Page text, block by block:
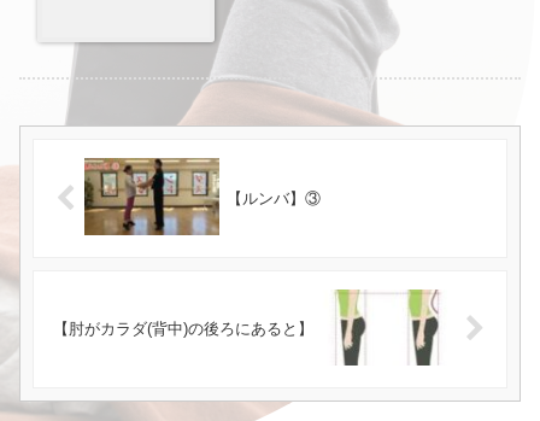
【ルンバ】③
【肘がカラダ(背中)の後ろにあると】